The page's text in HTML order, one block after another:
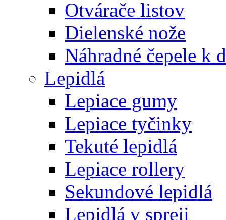
Otvárače listov
Dielenské nože
Náhradné čepele k
Lepidlá
Lepiace gumy
Lepiace tyčinky
Tekuté lepidlá
Lepiace rollery
Sekundové lepidlá
Lepidlá v spreji